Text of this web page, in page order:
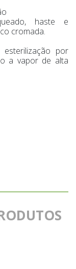
haste e
cromada.
por
a vapor de alta